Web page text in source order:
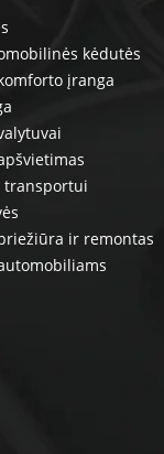
kėdutės
įranga
transportui
ir remontas